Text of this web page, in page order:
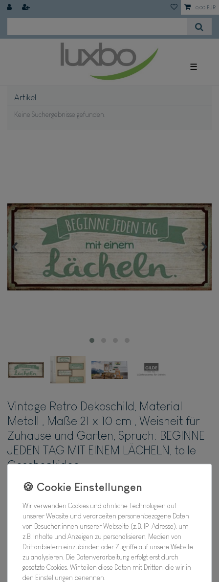
0,00 EUR
☰
Artikel
Keine Suchergebnisse gefunden.
Vintage Retro Dekoschild, Material
Metall , Maße 21 x 10 cm , Weisheit für
Zuhause und Garten, Spruch: BEGINNE
JEDEN TAG MIT EINEM LÄCHELN, tolle
Geschenkidee
Hersteller
Artikel Nr.:
21SME11171
7,25 EUR*
1 Stück
Wir verwenden Cookies und ähnliche Technologien auf
unserer Website und verarbeiten personenbezogene Daten
von Besucher:innen unserer Webseite (z.B. IP-Adresse), um
z.B. Inhalte und Anzeigen zu personalisieren, Medien von
Drittanbietern einzubinden oder Zugriffe auf unsere Website
zu analysieren. Die Datenverarbeitung erfolgt erst durch
gesetzte Cookies. Wir teilen diese Daten mit Dritten, die wir in
den Einstellungen benennen.